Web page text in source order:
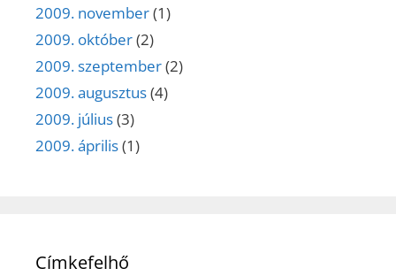
2009. november(1)
2009. október(2)
2009. szeptember(2)
2009. augusztus(4)
2009. július(3)
2009. április(1)
Címkefelhő